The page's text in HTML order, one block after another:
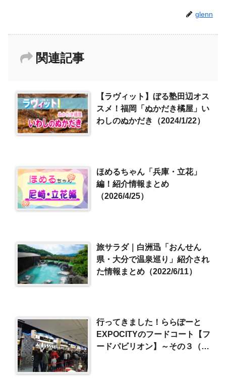
glenn
関連記事
【ラヴィット】ぼる塾田辺オス
スメ！福岡「ぬかだき橘屋」い
わしのぬかだき（2024/1/22）
ほめるちゃん「兵庫・立花」
編！紹介情報まとめ
（2026/4/25）
旅サラダ｜白洲迅「おんせん
県・大分で温泉巡り」紹介され
た情報まとめ（2022/6/11）
行ってきました！ららぽーと
EXPOCITYのフードコート【フ
ードパビリオン】～その３（店